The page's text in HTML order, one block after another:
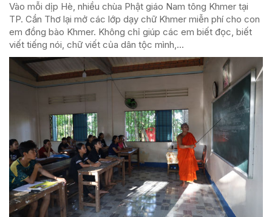
Vào mỗi dịp Hè, nhiều chùa Phật giáo Nam tông Khmer tại
TP. Cần Thơ lại mở các lớp dạy chữ Khmer miễn phí cho con
em đồng bào Khmer. Không chỉ giúp các em biết đọc, biết
viết tiếng nói, chữ viết của dân tộc mình,...